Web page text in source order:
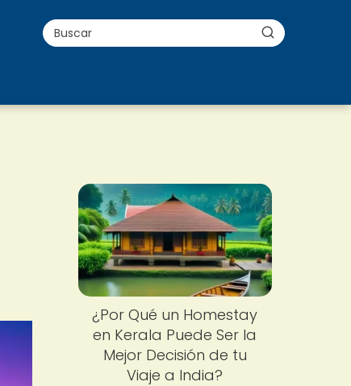
¿Por Qué un Homestay
en Kerala Puede Ser la
Mejor Decisión de tu
Viaje a India?